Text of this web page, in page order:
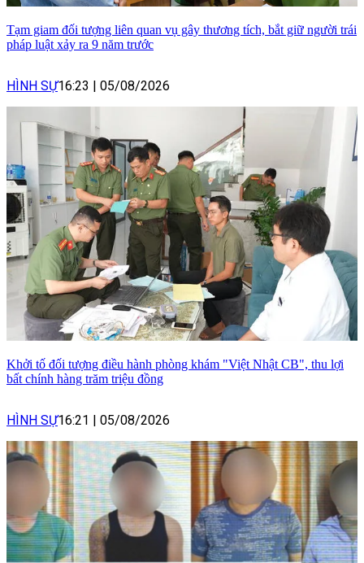
Tạm giam đối tượng liên quan vụ gây thương tích, bắt giữ người trái
pháp luật xảy ra 9 năm trước
HÌNH SỰ16:23 | 05/08/2026
Khởi tố đối tượng điều hành phòng khám "Việt Nhật CB", thu lợi
bất chính hàng trăm triệu đồng
HÌNH SỰ16:21 | 05/08/2026